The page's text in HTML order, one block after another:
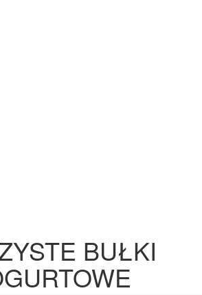
BUŁKI